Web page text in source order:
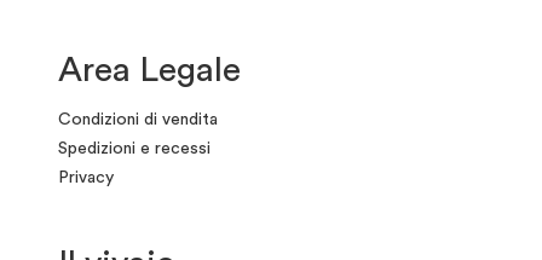
Area Legale
Condizioni di vendita
Spedizioni e recessi
Privacy